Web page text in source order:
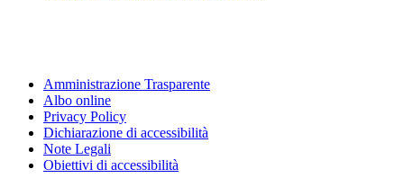
Amministrazione Trasparente
Albo online
Privacy Policy
Dichiarazione di accessibilità
Note Legali
Obiettivi di accessibilità